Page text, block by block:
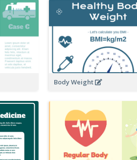
Body Weight